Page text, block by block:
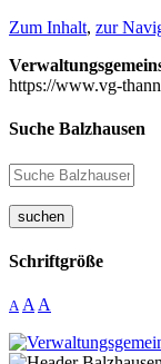
Zum Inhalt, zur
https://www.vg-
Suche Balzhausen
suchen
Schriftgröße
A A A